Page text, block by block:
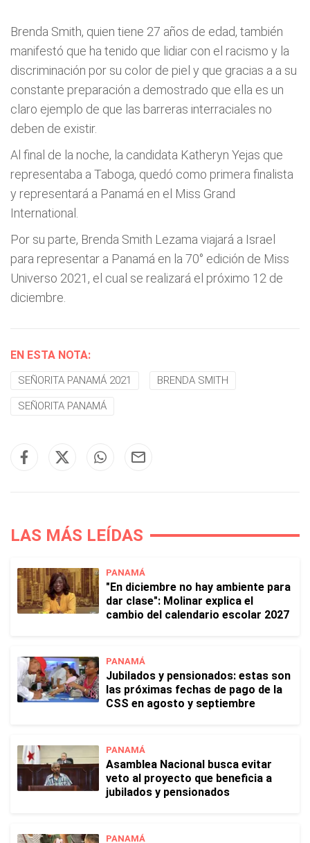
Brenda Smith, quien tiene 27 años de edad, también
manifestó que ha tenido que lidiar con el racismo y la
discriminación por su color de piel y que gracias a a su
constante preparación a demostrado que ella es un
claro ejemplo de que las barreras interraciales no
deben de existir.
Al final de la noche, la candidata Katheryn Yejas que
representaba a Taboga, quedó como primera finalista
y representará a Panamá en el Miss Grand
International.
Por su parte, Brenda Smith Lezama viajará a Israel
para representar a Panamá en la 70° edición de Miss
Universo 2021, el cual se realizará el próximo 12 de
diciembre.
EN ESTA NOTA:
SEÑORITA PANAMÁ 2021 BRENDA SMITH
SEÑORITA PANAMÁ
LAS MÁS LEÍDAS
PANAMÁ
"En diciembre no hay ambiente para
dar clase": Molinar explica el
cambio del calendario escolar 2027
PANAMÁ
Jubilados y pensionados: estas son
las próximas fechas de pago de la
CSS en agosto y septiembre
PANAMÁ
Asamblea Nacional busca evitar
veto al proyecto que beneficia a
jubilados y pensionados
PANAMÁ